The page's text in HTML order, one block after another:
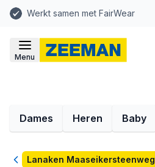
Werkt samen met FairWear
Menu
Dames Heren Baby
TerugLanaken Maaseikersteenweg